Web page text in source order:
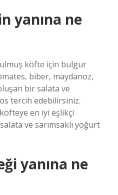
yanına ne
köfte için bulgur
biber, maydanoz,
bir salata ve
tercih edebilirsiniz.
köfteye en iyi eşlikçi
ve sarımsaklı yoğurt
yanına ne